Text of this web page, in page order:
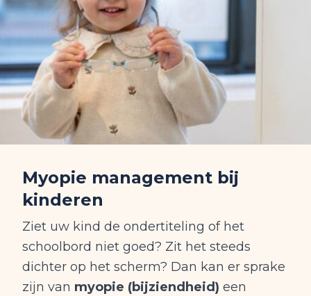
Myopie management bij
kinderen
Ziet uw kind de ondertiteling of het
schoolbord niet goed? Zit het steeds
dichter op het scherm? Dan kan er sprake
zijn van myopie (bijziendheid) een